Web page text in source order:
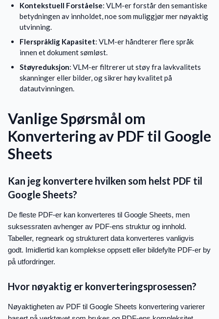
Kontekstuell Forståelse: VLM-er forstår den semantiske
betydningen av innholdet, noe som muliggjør mer nøyaktig
utvinning.
Flerspråklig Kapasitet: VLM-er håndterer flere språk
innen et dokument sømløst.
Støyreduksjon: VLM-er filtrerer ut støy fra lavkvalitets
skanninger eller bilder, og sikrer høy kvalitet på
datautvinningen.
Vanlige Spørsmål om
Konvertering av PDF til Google
Sheets
Kan jeg konvertere hvilken som helst PDF til
Google Sheets?
De fleste PDF-er kan konverteres til Google Sheets, men
suksessraten avhenger av PDF-ens struktur og innhold.
Tabeller, regneark og strukturert data konverteres vanligvis
godt. Imidlertid kan komplekse oppsett eller bildefylte PDF-er by
på utfordringer.
Hvor nøyaktig er konverteringsprosessen?
Nøyaktigheten av PDF til Google Sheets konvertering varierer